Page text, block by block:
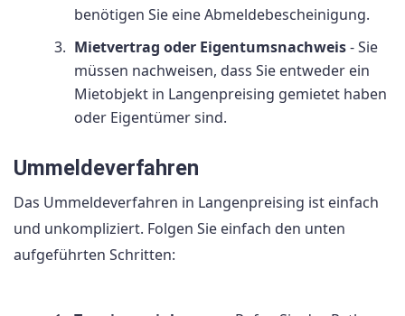
benötigen Sie eine Abmeldebescheinigung.
Mietvertrag oder Eigentumsnachweis- Sie
müssen nachweisen, dass Sie entweder ein
Mietobjekt in Langenpreising gemietet haben
oder Eigentümer sind.
Ummeldeverfahren
Das Ummeldeverfahren in Langenpreising ist einfach
und unkompliziert. Folgen Sie einfach den unten
aufgeführten Schritten: